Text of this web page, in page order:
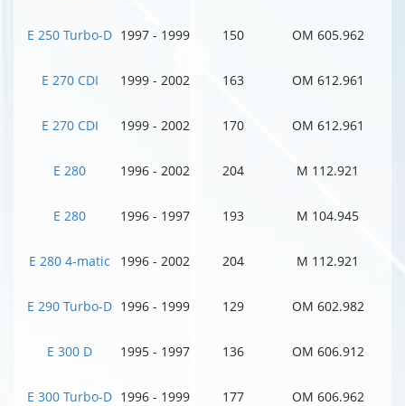
E 250 Turbo-D 1997 - 1999 150 OM 605.962
E 270 CDI 1999 - 2002 163 OM 612.961
E 270 CDI 1999 - 2002 170 OM 612.961
E 280 1996 - 2002 204 M 112.921
E 280 1996 - 1997 193 M 104.945
E 280 4-matic 1996 - 2002 204 M 112.921
E 290 Turbo-D 1996 - 1999 129 OM 602.982
E 300 D 1995 - 1997 136 OM 606.912
E 300 Turbo-D 1996 - 1999 177 OM 606.962